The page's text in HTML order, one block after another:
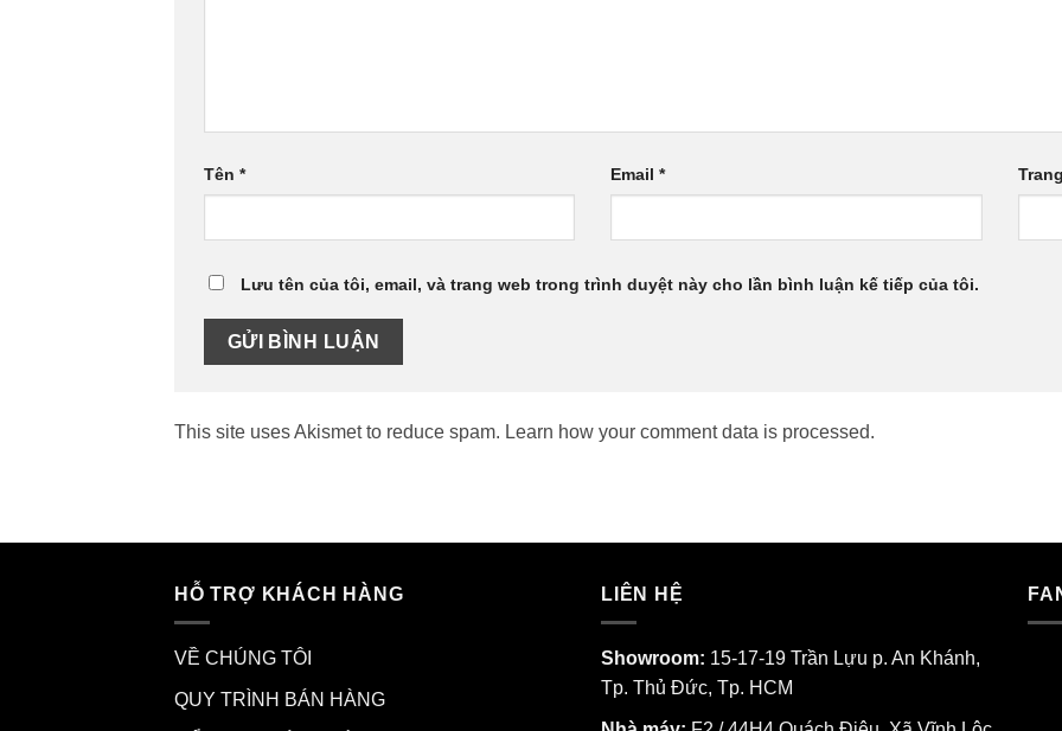
Tên * Email*
Lưu tên của tôi, email, và trang web trong trình duyệt này cho lần bình luận kế tiếp của tôi.
This site uses Akismet to reduce spam. Learn how your comment data is processed.
HỖ TRỢ KHÁCH HÀNG
VỀ CHÚNG TÔI
QUY TRÌNH BÁN HÀNG
LIÊN HỆ
Showroom: 15-17-19 Trần Lựu p. An Khánh,
Tp. Thủ Đức, Tp. HCM